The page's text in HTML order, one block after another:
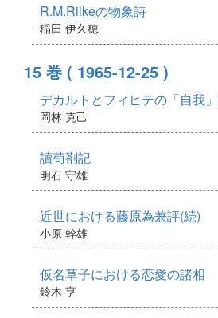
R.M.Rilkeの物象詩
稲田 伊久穂
15 巻 ( 1965-12-25 )
デカルトとフィヒテの「自我
岡林 克己
讀苟剳記
明石 守雄
近世における藤原為兼評(続)
小原 幹雄
仮名草子における恋愛の諸相
鈴木 亨